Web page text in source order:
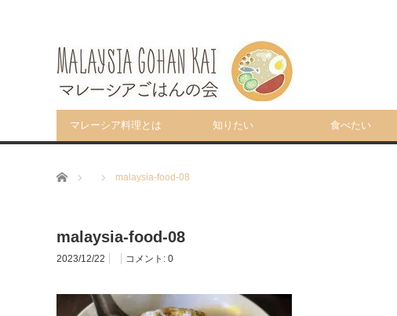
マレーシア料理とは 知りたい 食べたい
ホーム malaysia-food-08
malaysia-food-08
2023/12/22 コメント: 0